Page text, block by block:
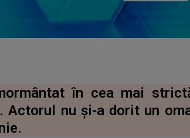
în cea mai
Actorul nu și-a dorit un